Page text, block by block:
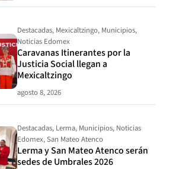
Destacadas, Mexicaltzingo, Municipios,
Noticias Edomex
Caravanas Itinerantes por la
Justicia Social llegan a
Mexicaltzingo
agosto 8, 2026
Destacadas, Lerma, Municipios, Noticias
Edomex,San Mateo Atenco
Lerma y San Mateo Atenco serán
sedes de Umbrales 2026